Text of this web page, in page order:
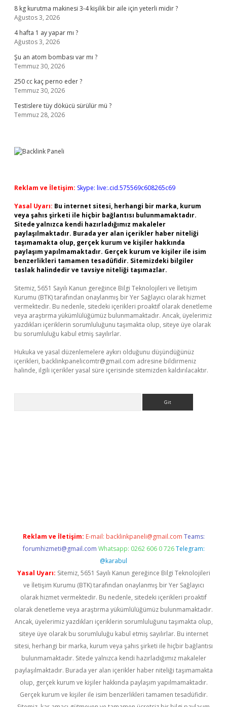
8 kg kurutma makinesi 3-4 kişilik bir aile için yeterli midir ?
Ağustos 3, 2026
4 hafta 1 ay yapar mı ?
Ağustos 3, 2026
Şu an atom bombası var mı ?
Temmuz 30, 2026
250 cc kaç perno eder ?
Temmuz 30, 2026
Testislere tüy dökücü sürülür mü ?
Temmuz 28, 2026
Reklam ve İletişim: Skype: live:.cid.575569c608265c69
Yasal Uyarı: Bu internet sitesi, herhangi bir marka, kurum
veya şahıs şirketi ile hiçbir bağlantısı bulunmamaktadır.
Sitede yalnızca kendi hazırladığımız makaleler
paylaşılmaktadır. Burada yer alan içerikler haber niteliği
taşımamakta olup, gerçek kurum ve kişiler hakkında
paylaşım yapılmamaktadır. Gerçek kurum ve kişiler ile isim
benzerlikleri tamamen tesadüfidir. Sitemizdeki bilgiler
taslak halindedir ve tavsiye niteliği taşımazlar.
Sitemiz, 5651 Sayılı Kanun gereğince Bilgi Teknolojileri ve İletişim
Kurumu (BTK) tarafından onaylanmış bir Yer Sağlayıcı olarak hizmet
vermektedir. Bu nedenle, sitedeki içerikleri proaktif olarak denetleme
veya araştırma yükümlülüğümüz bulunmamaktadır. Ancak, üyelerimiz
yazdıkları içeriklerin sorumluluğunu taşımakta olup, siteye üye olarak
bu sorumluluğu kabul etmiş sayılırlar.
Hukuka ve yasal düzenlemelere aykırı olduğunu düşündüğünüz
içerikleri, backlinkpanelicomtr@gmail.com adresine bildirmeniz
halinde, ilgili içerikler yasal süre içerisinde sitemizden kaldırılacaktır.
Reklam ve İletişim: E-mail: backlinkpaneli@gmail.com Teams:
forumhizmeti@gmail.com Whatsapp: 0262 606 0 726 Telegram:
@karabul
Yasal Uyarı: Sitemiz, 5651 Sayılı Kanun gereğince Bilgi Teknolojileri
ve İletişim Kurumu (BTK) tarafından onaylanmış bir Yer Sağlayıcı
olarak hizmet vermektedir. Bu nedenle, sitedeki içerikleri proaktif
olarak denetleme veya araştırma yükümlülüğümüz bulunmamaktadır.
Ancak, üyelerimiz yazdıkları içeriklerin sorumluluğunu taşımakta olup,
siteye üye olarak bu sorumluluğu kabul etmiş sayılırlar. Bu internet
sitesi, herhangi bir marka, kurum veya şahıs şirketi ile hiçbir bağlantısı
bulunmamaktadır. Sitede yalnızca kendi hazırladığımız makaleler
paylaşılmaktadır. Burada yer alan içerikler haber niteliği taşımamakta
olup, gerçek kurum ve kişiler hakkında paylaşım yapılmamaktadır.
Gerçek kurum ve kişiler ile isim benzerlikleri tamamen tesadüfidir.